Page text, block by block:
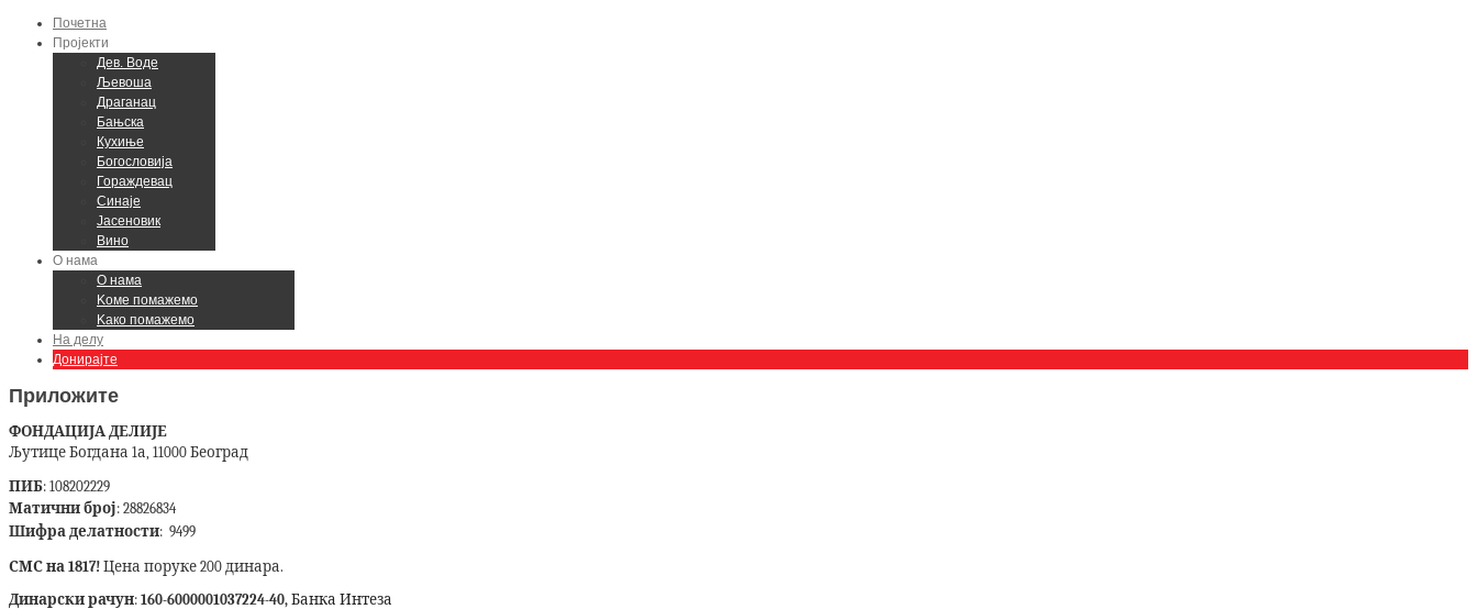
Почетна
Пројекти
Дев. Воде
Љевоша
Драганац
Бањска
Кухиње
Богословија
Гораждевац
Синаје
Јасеновик
Вино
О нама
О нама
Kоме помажемо
Kако помажемо
На делу
Донирајте
Приложите
ФОНДАЦИЈА ДЕЛИЈЕ
Љутице Богдана 1а, 11000 Београд
ПИБ: 108202229
Матични број: 28826834
Шифра делатности: 9499
СМС на 1817! Цена поруке 200 динара.
Динарски рачун: 160-6000001037224-40, Банка Интеза